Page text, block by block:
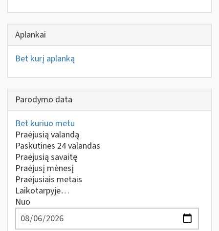
Aplankai
Bet kurį aplanką
Parodymo data
Bet kuriuo metu
Praėjusią valandą
Paskutines 24 valandas
Praėjusią savaitę
Praėjusį mėnesį
Praėjusiais metais
Laikotarpyje…
Nuo